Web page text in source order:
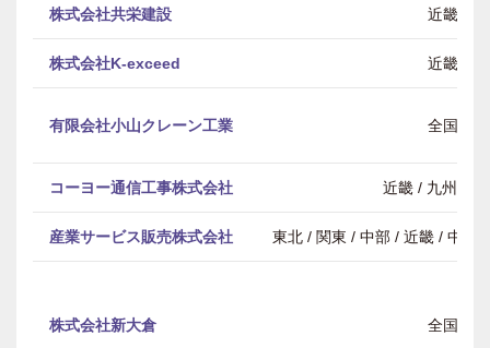
株式会社共栄建設 近畿
株式会社K-exceed 近畿
有限会社小山クレーン工業 全国
コーヨー通信工事株式会社 近畿 / 九州・
産業サービス販売株式会社 東北 / 関東 / 中部 / 近畿 / 中国
株式会社新大倉 全国